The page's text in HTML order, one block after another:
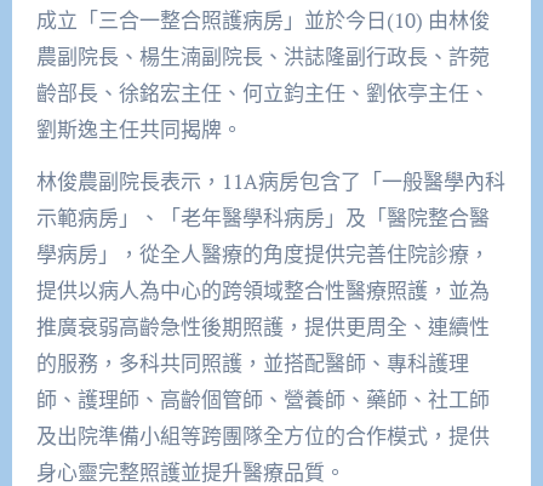
成立「三合一整合照護病房」並於今日(10) 由林俊
農副院長、楊生湳副院長、洪誌隆副行政長、許菀
齡部長、徐銘宏主任、何立鈞主任、劉依亭主任、
劉斯逸主任共同揭牌。
林俊農副院長表示，11A病房包含了「一般醫學內科
示範病房」、「老年醫學科病房」及「醫院整合醫
學病房」，從全人醫療的角度提供完善住院診療，
提供以病人為中心的跨領域整合性醫療照護，並為
推廣衰弱高齡急性後期照護，提供更周全、連續性
的服務，多科共同照護，並搭配醫師、專科護理
師、護理師、高齡個管師、營養師、藥師、社工師
及出院準備小組等跨團隊全方位的合作模式，提供
身心靈完整照護並提升醫療品質。